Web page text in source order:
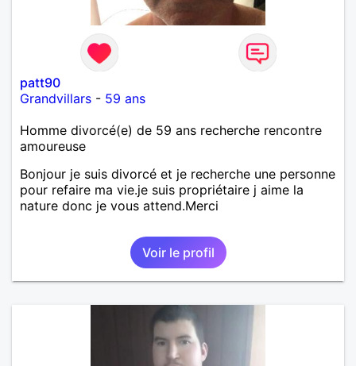
patt90
Grandvillars - 59 ans
Homme divorcé(e) de 59 ans recherche rencontre
amoureuse
Bonjour je suis divorcé et je recherche une personne
pour refaire ma vie.je suis propriétaire j aime la
nature donc je vous attend.Merci
Voir le profil